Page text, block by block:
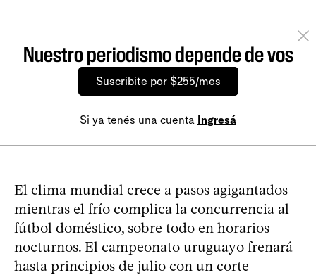
Nuestro periodismo depende de vos
Suscribite por $255/mes
Si ya tenés una cuenta Ingresá
El clima mundial crece a pasos agigantados
mientras el frío complica la concurrencia al
fútbol doméstico, sobre todo en horarios
nocturnos. El campeonato uruguayo frenará
hasta principios de julio con un corte